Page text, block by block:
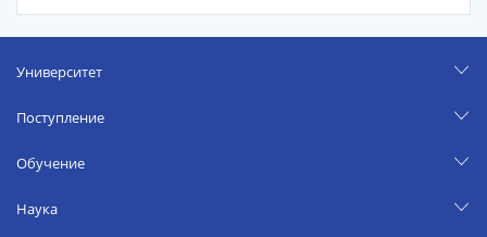
Университет
Поступление
Обучение
Наука